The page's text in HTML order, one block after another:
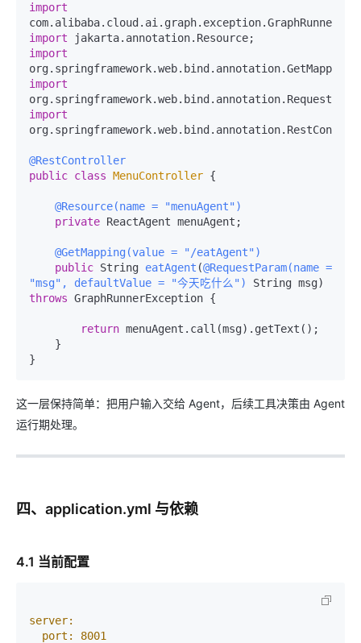
import
import
import
import
import
@RestController
public class MenuController {
@Resource(name = "menuAgent")
private ReactAgent menuAgent;
@GetMapping(value = "/eatAgent")
public String eatAgent (@RequestParam(name =
"msg", defaultValue = "今天吃什么")
String msg)
throws GraphRunnerException {
return menuAgent.call(msg).getText();
这一层保持简单：把用户输入交给 Agent，后续工具决策由 Agent
运行期处理。
四、application.yml 与依赖
4.1 当前配置
server:
port:
8001